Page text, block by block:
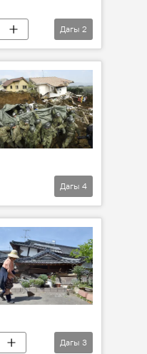
Дагы 2
Дагы 4
Дагы 3